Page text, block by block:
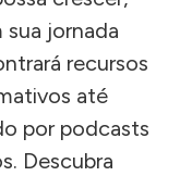
sua jornada
recursos
até
por podcasts
Descubra